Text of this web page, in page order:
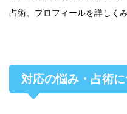
占術、プロフィールを詳しく
対応の悩み・占術